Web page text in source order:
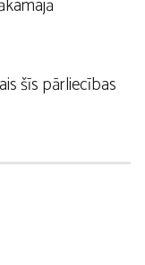
šīs pārliecības